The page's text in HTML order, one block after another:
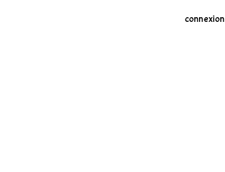
connexion